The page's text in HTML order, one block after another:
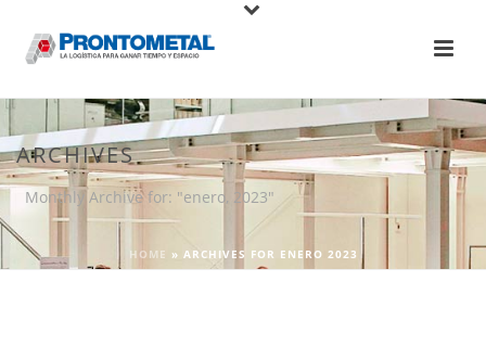
ARCHIVES
Monthly Archive for: "enero, 2023"
HOME » ARCHIVES FOR ENERO 2023